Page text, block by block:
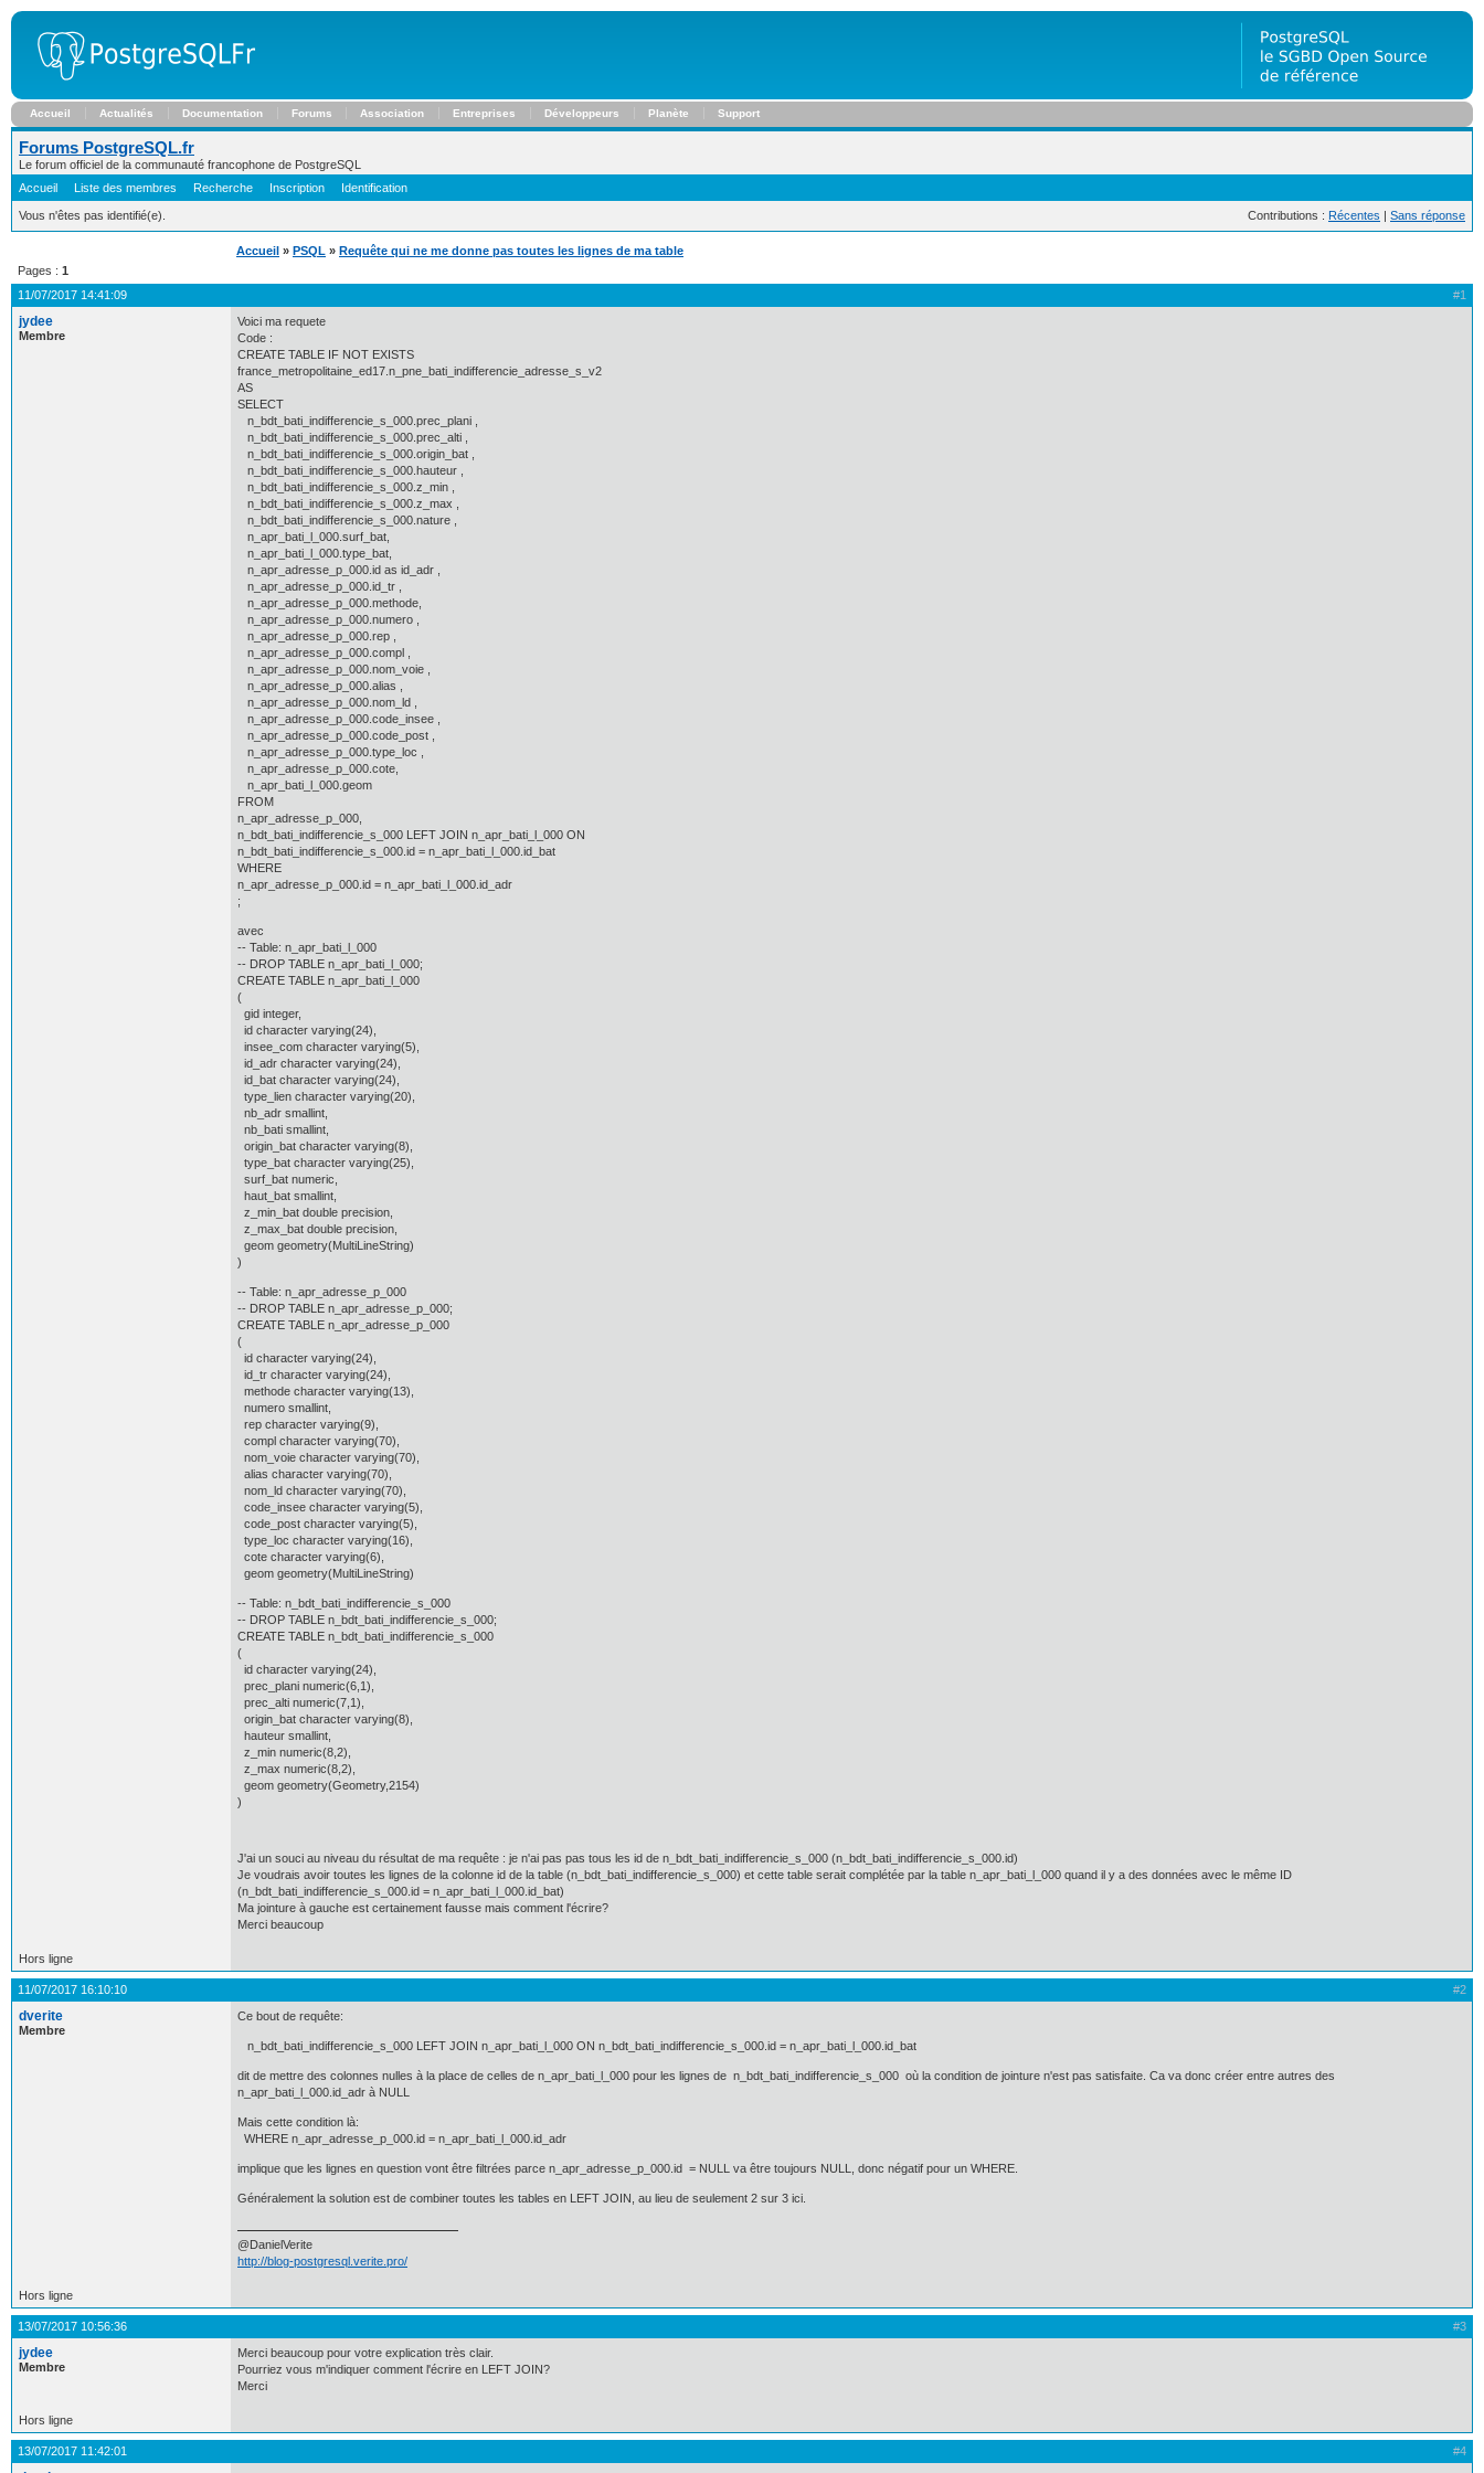
Accueil Actualités Documentation Forums Association Entreprises Développeurs Planète Support
Forums PostgreSQL.fr
Le forum officiel de la communauté francophone de PostgreSQL
Accueil
Liste des membres Recherche Inscription Identification
Vous n'êtes pas identifié(e). Contributions : Récentes | Sans réponse
Accueil » PSQL » Requête qui ne me donne pas toutes les lignes de ma table
Pages : 1
#1
11/07/2017 14:41:09
jydee
Membre
Voici ma requete
Code :
CREATE TABLE IF NOT EXISTS
france_metropolitaine_ed17.n_pne_bati_indifferencie_adresse_s_v2
AS
SELECT
n_bdt_bati_indifferencie_s_000.prec_plani ,
n_bdt_bati_indifferencie_s_000.prec_alti ,
n_bdt_bati_indifferencie_s_000.origin_bat ,
n_bdt_bati_indifferencie_s_000.hauteur ,
n_bdt_bati_indifferencie_s_000.z_min ,
n_bdt_bati_indifferencie_s_000.z_max ,
n_bdt_bati_indifferencie_s_000.nature ,
n_apr_bati_l_000.surf_bat,
n_apr_bati_l_000.type_bat,
n_apr_adresse_p_000.id as id_adr ,
n_apr_adresse_p_000.id_tr ,
n_apr_adresse_p_000.methode,
n_apr_adresse_p_000.numero ,
n_apr_adresse_p_000.rep ,
n_apr_adresse_p_000.compl ,
n_apr_adresse_p_000.nom_voie ,
n_apr_adresse_p_000.alias ,
n_apr_adresse_p_000.nom_ld ,
n_apr_adresse_p_000.code_insee ,
n_apr_adresse_p_000.code_post ,
n_apr_adresse_p_000.type_loc ,
n_apr_adresse_p_000.cote,
n_apr_bati_l_000.geom
FROM
n_apr_adresse_p_000,
n_bdt_bati_indifferencie_s_000 LEFT JOIN n_apr_bati_l_000 ON
n_bdt_bati_indifferencie_s_000.id = n_apr_bati_l_000.id_bat
WHERE
n_apr_adresse_p_000.id = n_apr_bati_l_000.id_adr
;
avec
-- Table: n_apr_bati_l_000
-- DROP TABLE n_apr_bati_l_000;
CREATE TABLE n_apr_bati_l_000
(
gid integer,
id character varying(24),
insee_com character varying(5),
id_adr character varying(24),
id_bat character varying(24),
type_lien character varying(20),
nb_adr smallint,
nb_bati smallint,
origin_bat character varying(8),
type_bat character varying(25),
surf_bat numeric,
haut_bat smallint,
z_min_bat double precision,
z_max_bat double precision,
geom geometry(MultiLineString)
)
-- Table: n_apr_adresse_p_000
-- DROP TABLE n_apr_adresse_p_000;
CREATE TABLE n_apr_adresse_p_000
(
id character varying(24),
id_tr character varying(24),
methode character varying(13),
numero smallint,
rep character varying(9),
compl character varying(70),
nom_voie character varying(70),
alias character varying(70),
nom_ld character varying(70),
code_insee character varying(5),
code_post character varying(5),
type_loc character varying(16),
cote character varying(6),
geom geometry(MultiLineString)
-- Table: n_bdt_bati_indifferencie_s_000
-- DROP TABLE n_bdt_bati_indifferencie_s_000;
CREATE TABLE n_bdt_bati_indifferencie_s_000
(
id character varying(24),
prec_plani numeric(6,1),
prec_alti numeric(7,1),
origin_bat character varying(8),
hauteur smallint,
z_min numeric(8,2),
z_max numeric(8,2),
geom geometry(Geometry,2154)
)
J'ai un souci au niveau du résultat de ma requête : je n'ai pas pas tous les id de n_bdt_bati_indifferencie_s_000 (n_bdt_bati_indifferencie_s_000.id)
Je voudrais avoir toutes les lignes de la colonne id de la table (n_bdt_bati_indifferencie_s_000) et cette table serait complétée par la table n_apr_bati_l_000 quand il y a des données avec le même ID
(n_bdt_bati_indifferencie_s_000.id = n_apr_bati_l_000.id_bat)
Ma jointure à gauche est certainement fausse mais comment l'écrire?
Merci beaucoup
Hors ligne
#2
11/07/2017 16:10:10
dverite
Membre
Ce bout de requête:
n_bdt_bati_indifferencie_s_000 LEFT JOIN n_apr_bati_l_000 ON n_bdt_bati_indifferencie_s_000.id = n_apr_bati_l_000.id_bat
dit de mettre des colonnes nulles à la place de celles de n_apr_bati_l_000 pour les lignes de n_bdt_bati_indifferencie_s_000 où la condition de jointure n'est pas satisfaite. Ca va donc créer entre autres des
n_apr_bati_l_000.id_adr à NULL
Mais cette condition là:
WHERE n_apr_adresse_p_000.id = n_apr_bati_l_000.id_adr
implique que les lignes en question vont être filtrées parce n_apr_adresse_p_000.id = NULL va être toujours NULL, donc négatif pour un WHERE.
Généralement la solution est de combiner toutes les tables en LEFT JOIN, au lieu de seulement 2 sur 3 ici.
@DanielVerite
http://blog-postgresql.verite.pro/
Hors ligne
#3
13/07/2017 10:56:36
jydee
Membre
Merci beaucoup pour votre explication très clair.
Pourriez vous m'indiquer comment l'écrire en LEFT JOIN?
Merci
Hors ligne
#4
13/07/2017 11:42:01